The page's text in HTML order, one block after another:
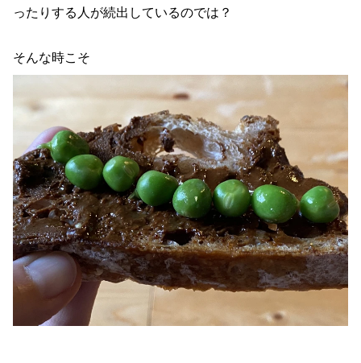
ったりする人が続出しているのでは？
そんな時こそ